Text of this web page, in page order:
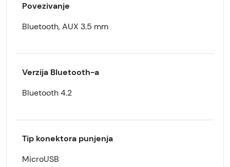
Povezivanje
Bluetooth, AUX 3.5 mm
Verzija Bluetooth-a
Bluetooth 4.2
Tip konektora punjenja
MicroUSB